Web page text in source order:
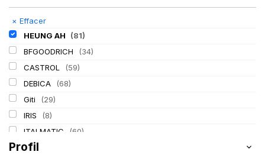
× Effacer
HEUNG AH
(81)
BFGOODRICH
(34)
CASTROL
(59)
DEBICA
(68)
Giti
(29)
IRIS
(8)
ITALMATIC
(60)
KLEBER
Profil